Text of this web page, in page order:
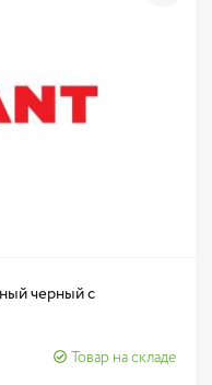
черный с
Товар на складе